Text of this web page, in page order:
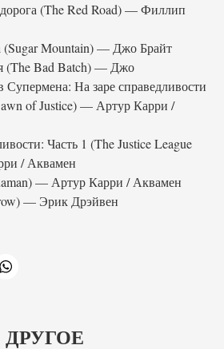
(The Red Road) — Филлип
(Sugar Mountain) — Джо Брайт
(The Bad Batch) — Джо
На заре справедливости
of Justice) — Артур Карри /
Часть 1 (The Justice League
/ Аквамен
— Артур Карри / Аквамен
— Эрик Дрэйвен
ДРУГОЕ